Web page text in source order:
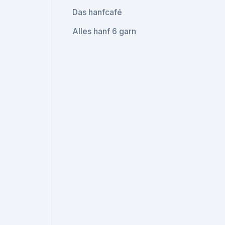
Das hanfcafé
Alles hanf 6 garn